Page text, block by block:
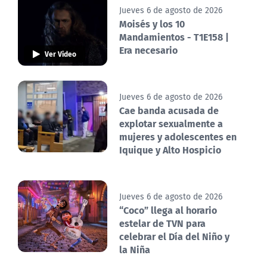
Ver Video
Jueves 6 de agosto de 2026
Moisés y los 10
Mandamientos - T1E158 |
Era necesario
Jueves 6 de agosto de 2026
Cae banda acusada de
explotar sexualmente a
mujeres y adolescentes en
Iquique y Alto Hospicio
Jueves 6 de agosto de 2026
“Coco” llega al horario
estelar de TVN para
celebrar el Día del Niño y
la Niña